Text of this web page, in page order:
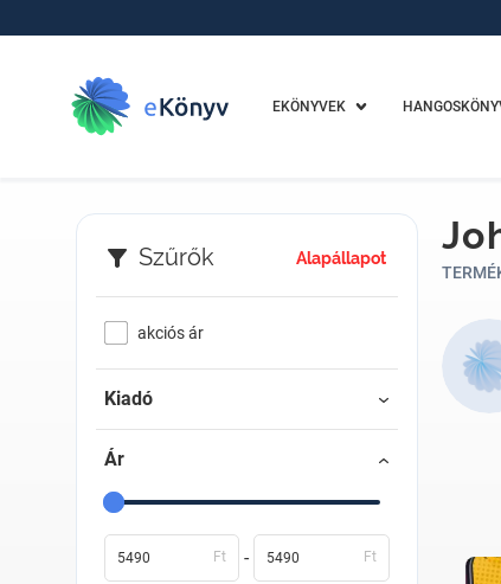
EKÖNYVEK
Szűrők Alapállapot
akciós ár
Kiadó
Ár
Ft - Ft